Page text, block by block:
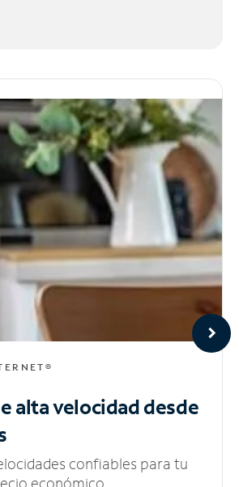
alta velocidaddesde
confiables para tu
económico.